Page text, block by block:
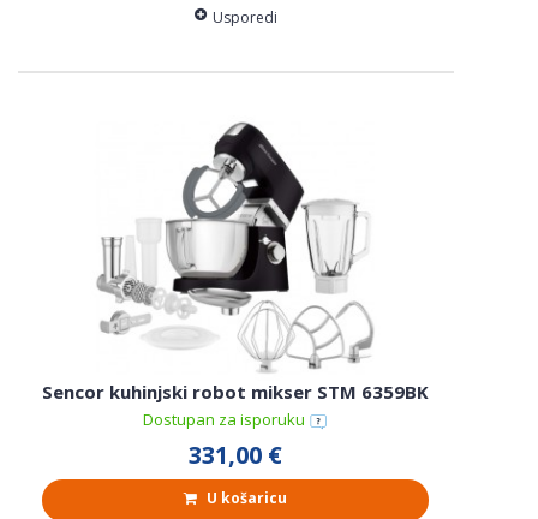
Usporedi
Sencor kuhinjski robot mikser STM 6359BK
Dostupan za isporuku
331,00 €
U košaricu